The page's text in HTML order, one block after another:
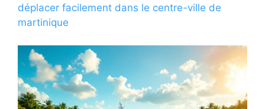
déplacer facilement dans le centre-ville de
martinique